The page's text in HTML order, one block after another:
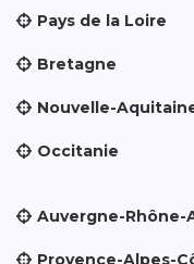
Pays de la Loire
Bretagne
Nouvelle-
Occitanie
Auvergne-Rhône-